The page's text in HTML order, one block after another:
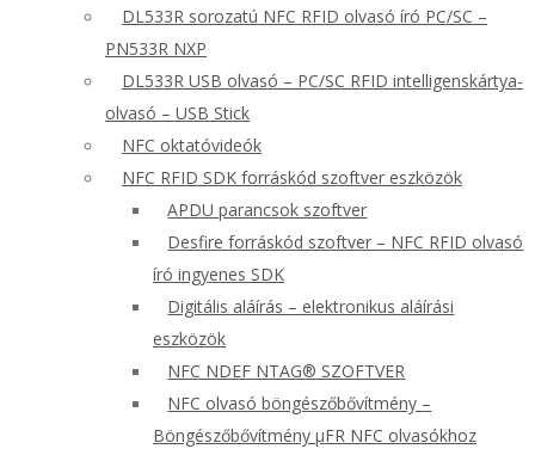
DL533R sorozatú NFC RFID olvasó író PC/SC –
PN533R NXP
DL533R USB olvasó – PC/SC RFID intelligenskártya-
olvasó – USB Stick
NFC oktatóvideók
NFC RFID SDK forráskód szoftver eszközök
APDU parancsok szoftver
Desfire forráskód szoftver – NFC RFID olvasó
író ingyenes SDK
Digitális aláírás – elektronikus aláírási
eszközök
NFC NDEF NTAG® SZOFTVER
NFC olvasó böngészőbővítmény –
Böngészőbővítmény μFR NFC olvasókhoz